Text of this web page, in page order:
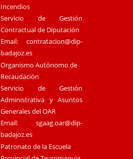
Incendios
Servicio de Gestión
Contractual de Diputación
Email:contratacion@dip-
badajoz.es
Organismo Autónomo de
Recaudación
Servicio de Gestión
Administrativa y Asuntos
Generales del OAR
Email:sgaag.oar@dip-
badajoz.es
Patronato de la Escuela